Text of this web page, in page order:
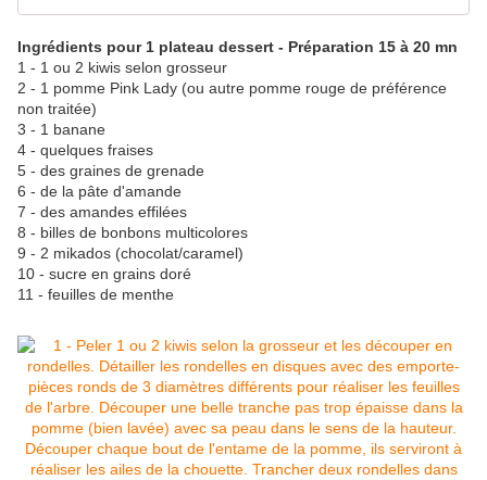
Ingrédients pour 1 plateau dessert - Préparation 15 à 20 mn
1 - 1 ou 2 kiwis selon grosseur
2 - 1 pomme Pink Lady (ou autre pomme rouge de préférence
non traitée)
3 - 1 banane
4 - quelques fraises
5 - des graines de grenade
6 - de la pâte d'amande
7 - des amandes effilées
8 - billes de bonbons multicolores
9 - 2 mikados (chocolat/caramel)
10 - sucre en grains doré
11 - feuilles de menthe